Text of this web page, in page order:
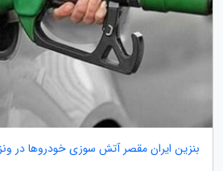
بنزین ایران مقصر آتش سوزی خودروها در